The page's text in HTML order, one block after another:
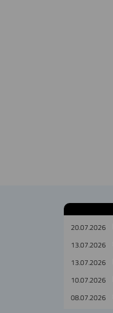
20.07.2026
13.07.2026
13.07.2026
10.07.2026
08.07.2026